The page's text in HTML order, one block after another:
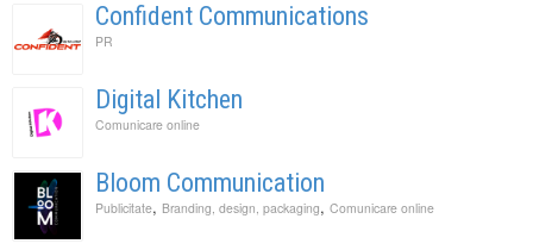
Confident Communications
PR
Digital Kitchen
Comunicare online
Bloom Communication
Publicitate, Branding, design, packaging, Comunicare online